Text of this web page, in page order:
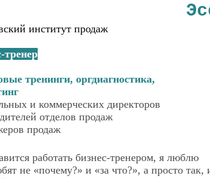
институт продаж
тренер
тренинги, оргдиагностика,
и коммерческих директоров
отделов продаж
продаж
работать бизнес-тренером, я люблю
не «почему?» и «за что?», а просто так,